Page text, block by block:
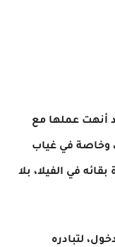
أنهت عملها مع
وخاصة في غياب
في الفيلا، بلا
لتبادره